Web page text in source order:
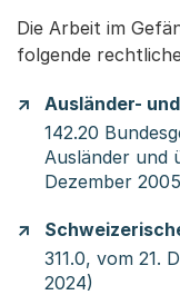
Die Arbeit im
folgende
Ausländer-
142.20
Ausländer und
Dezember
311.0, vom 21.
2024)